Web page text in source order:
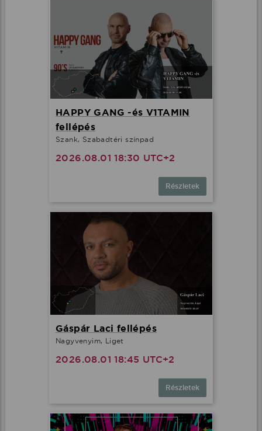
HAPPY GANG -és V1TAMIN
fellépés
Szank, Szabadtéri színpad
2026.08.01 18:30 UTC+2
Részletek
Gáspár Laci fellépés
Nagyvenyim, Liget
2026.08.01 18:45 UTC+2
Részletek